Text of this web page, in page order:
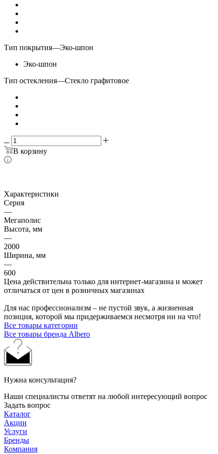
Тип покрытия—Эко-шпон
Эко-шпон
Тип остекления—Стекло графитовое
В корзину
Характеристики
Серия
—
Мегаполис
Высота, мм
—
2000
Ширина, мм
—
600
Цена действительна только для интернет-магазина и может
отличаться от цен в розничных магазинах
Для нас профессионализм – не пустой звук, а жизненная
позиция, которой мы придерживаемся несмотря ни на что!
Все товары категории
Все товары бренда Albero
Нужна консультация?
Наши специалисты ответят на любой интересующий вопрос
Задать вопрос
Каталог
Акции
Услуги
Бренды
Компания